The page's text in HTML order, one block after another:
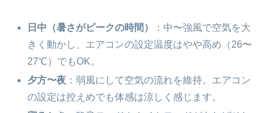
日中（暑さがピークの時間）
：中〜強風で空気を大
きく動かし、エアコンの設定温度はやや高め（26〜
27℃）でもOK。
夕方〜夜 ：弱風にして空気の流れを維持。エアコン
の設定は控えめでも体感は涼しく感じます。